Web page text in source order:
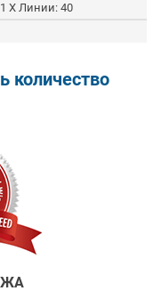
X Линии: 40
количество